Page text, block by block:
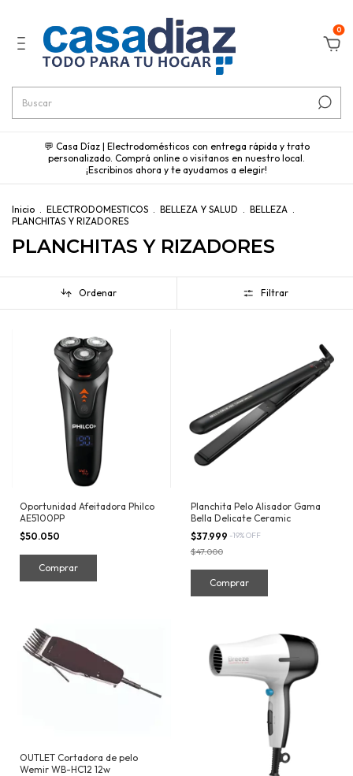
0
💬 Casa Díaz | Electrodomésticos con entrega rápida y trato
personalizado. Comprá online o visitanos en nuestro local.
¡Escribinos ahora y te ayudamos a elegir!
Inicio . ELECTRODOMESTICOS . BELLEZA Y SALUD . BELLEZA .
PLANCHITAS Y RIZADORES
PLANCHITAS Y RIZADORES
Ordenar Filtrar
Oportunidad Afeitadora Philco
AE5100PP
$50.050
Planchita Pelo Alisador Gama
Bella Delicate Ceramic
$37.999 -19%OFF
$47.000
OUTLET Cortadora de pelo
Wemir WB-HC12 12w